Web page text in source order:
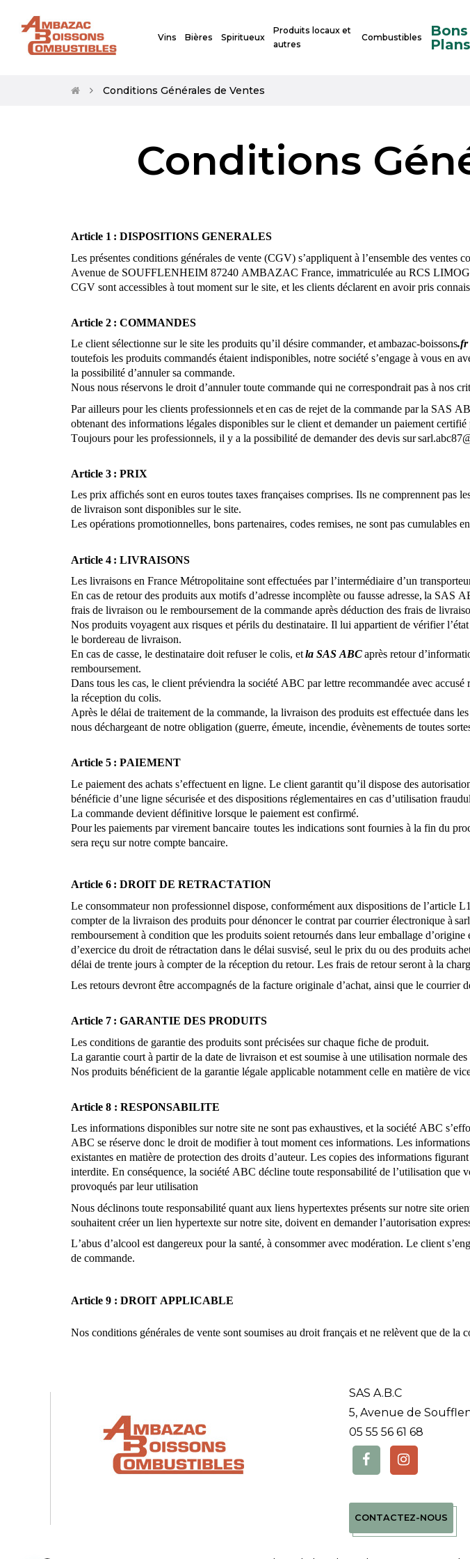
Vins Bières Spiritueux
Produits locaux et
autres
Combustibles
Bons
Plans
Conditions Générales de Ventes
Conditions
Article 1 : DISPOSITIONS GENERALES
Les présentes conditions générales de vente (CGV) s’appliquent à l’ensemble des ventes
Avenue de SOUFFLENHEIM 87240 AMBAZAC France, immatriculée au RCS
CGV sont accessibles à tout moment sur le site, et les clients déclarent en avoir pris
Article 2 : COMMANDES
Le client sélectionne sur le site les produits qu’il désire commander, et ambazac-boissons.fr
toutefois les produits commandés étaient indisponibles, notre société s’engage à vous
la possibilité d’annuler sa commande.
Nous nous réservons le droit d’annuler toute commande qui ne correspondrait pas à nos
Par ailleurs pour les clients professionnels et en cas de rejet de la commande par la SAS
obtenant des informations légales disponibles sur le client et demander un paiement certifié
Toujours pour les professionnels, il y a la possibilité de demander des devis sur
Article 3 : PRIX
Les prix affichés sont en euros toutes taxes françaises comprises. Ils ne comprennent
de livraison sont disponibles sur le site.
Les opérations promotionnelles, bons partenaires, codes remises, ne sont pas cumulables
Article 4 : LIVRAISONS
Les livraisons en France Métropolitaine sont effectuées par l’intermédiaire d’un
En cas de retour des produits aux motifs d’adresse incomplète ou fausse adresse, la SAS
frais de livraison ou le remboursement de la commande après déduction des frais de
Nos produits voyagent aux risques et périls du destinataire. Il lui appartient de vérifier
le bordereau de livraison.
En cas de casse, le destinataire doit refuser le colis, etla SAS ABCaprès retour
remboursement.
Dans tous les cas, le client préviendra la société ABC par lettre recommandée avec
la réception du colis.
Après le délai de traitement de la commande, la livraison des produits est effectuée dans
nous déchargeant de notre obligation (guerre, émeute, incendie, évènements de toutes
Article 5 : PAIEMENT
Le paiement des achats s’effectuent en ligne. Le client garantit qu’il dispose des
bénéficie d’une ligne sécurisée et des dispositions réglementaires en cas d’utilisation
La commande devient définitive lorsque le paiement est confirmé.
Pour les paiements par virement bancaire toutes les indications sont fournies à la fin du
sera reçu sur notre compte bancaire.
Article 6 : DROIT DE RETRACTATION
Le consommateur non professionnel dispose, conformément aux dispositions de l’article
compter de la livraison des produits pour dénoncer le contrat par courrier électronique à
remboursement à condition que les produits soient retournés dans leur emballage
d’exercice du droit de rétractation dans le délai susvisé, seul le prix du ou des produits
délai de trente jours à compter de la réception du retour. Les frais de retour seront à la
Les retours devront être accompagnés de la facture originale d’achat, ainsi que le
Article 7 : GARANTIE DES PRODUITS
Les conditions de garantie des produits sont précisées sur chaque fiche de produit.
La garantie court à partir de la date de livraison et est soumise à une utilisation normale
Nos produits bénéficient de la garantie légale applicable notamment celle en matière de
Article 8 : RESPONSABILITE
Les informations disponibles sur notre site ne sont pas exhaustives, et la société ABC
ABC se réserve donc le droit de modifier à tout moment ces informations. Les
existantes en matière de protection des droits d’auteur. Les copies des informations
interdite. En conséquence, la société ABC décline toute responsabilité de l’utilisation que
provoqués par leur utilisation
Nous déclinons toute responsabilité quant aux liens hypertextes présents sur notre site
souhaitent créer un lien hypertexte sur notre site, doivent en demander l’autorisation
L’abus d’alcool est dangereux pour la santé, à consommer avec modération. Le client
de commande.
Article 9 : DROIT APPLICABLE
Nos conditions générales de vente sont soumises au droit français et ne relèvent que de la
SAS A.B.C
5, Avenue de
05 55 56 61 68
CONTACTEZ-NOUS